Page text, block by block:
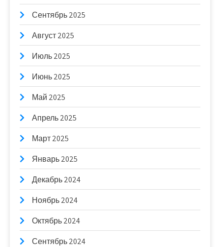
Сентябрь 2025
Август 2025
Июль 2025
Июнь 2025
Май 2025
Апрель 2025
Март 2025
Январь 2025
Декабрь 2024
Ноябрь 2024
Октябрь 2024
Сентябрь 2024